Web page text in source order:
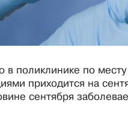
в поликлинике по
приходится на
сентября